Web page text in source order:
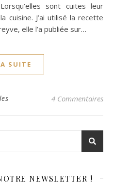
sont cuites leur
cuisine. J’ai utilisé la recette
elle l’a publiée sur…
SUITE
4 Commentaires
NEWSLETTER !